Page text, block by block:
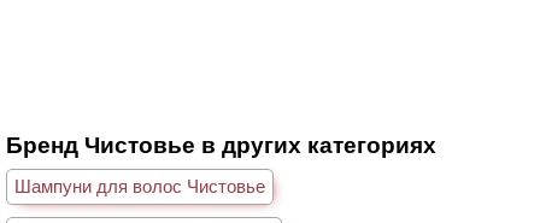
Бренд Чистовье в других категориях
Шампуни для волос Чистовье